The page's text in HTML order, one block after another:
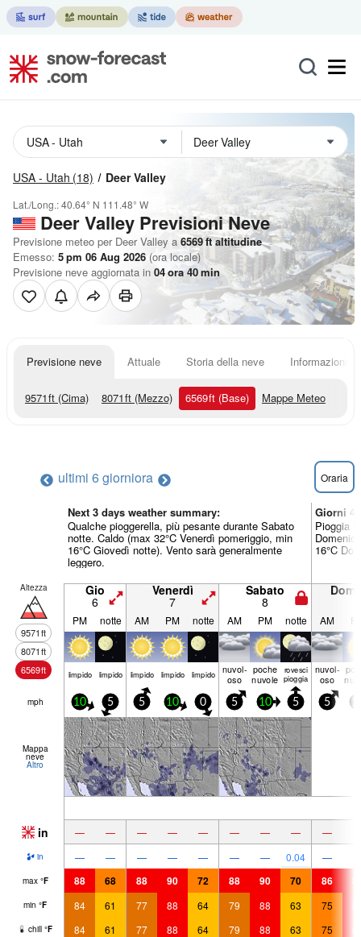
USA - Utah (18) Deer Valley
Lat./Long.:40.64° N 111.48° W
Deer Valley Previsioni Neve
Previsione meteo per Deer Valley a 6569ftaltitudine
Emesso: 5 pm 06 Aug 2026 (ora locale)
Previsione neve aggiornata in 04ora40min
Previsione neve Attuale Storia della neve Informazioni
9571ft (Cima) 8071ft (Mezzo) 6569ft (Base) Mappe Meteo
ultimi 6 giorniora Oraria
Next 3 days weather summary:
Qualche pioggerella, più pesante durante Sabato
notte. Caldo (max 32°C Venerdì pomeriggio, min
16°C Giovedì notte). Vento sarà generalmente
leggero.
Giorni
Pioggia
16°C
Altezza
9571ft
8071ft
6569ft
Gio
6
Venerdì
7
Sabato
8
PM notte AM PM notte AM PM notte AM
limp­ido limp­ido limp­ido limp­ido limp­ido nuvol-
oso
poche
nuvole
rovesci
pioggia
nuvol-
oso
mph 10 5 5 10 0 5 10 5 5
Mappa
neve
Altro
in — — — — — — — — —
in — — — — — — — 0.04 —
max °F 88 68 88 90 72 88 90 70 86
min °F 84 61 77 88 64 79 88 63 75
chill °F 84 61 77 88 64 79 88 63 75